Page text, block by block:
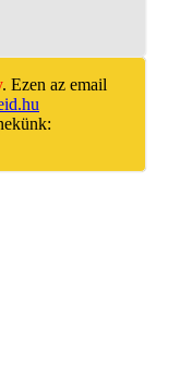
. Ezen az email